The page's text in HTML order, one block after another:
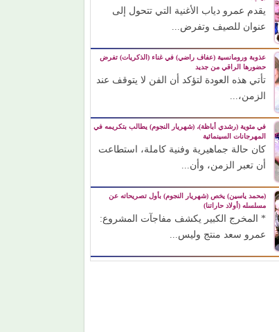
يقدم عمرو دياب الأغنية التي تتحول إلى
عنوان للصيف وتفرض...
عذوبة ورومانسية (عفاف راضي) في غناء (الذكريات) تفرض
حضورها الراقي من جديد
تأتي هذه العودة لتؤكد أن الفن لا يتوقف عند
الزمن،...
في مئوية (رشدي أباظة)، (شهريار النجوم) يطالب بتكريمه في
المهرجانات السينمائية
كان حالة جماهيرية وفنية كاملة، استطاعت
أن تعبر الزمن، وأن...
(محمد ياسين) يخص (شهريار النجوم) بأول تصريحاته عن
مسلسله (أولاد حاراتنا)
* المخرج الكبير يكشف مفاجآت المشروع:
عمرو سعد منتج وليس...